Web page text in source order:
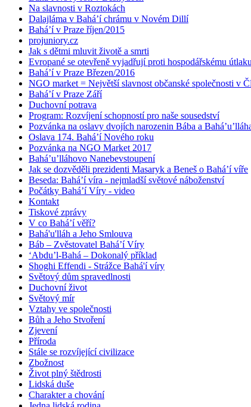
Na slavnosti v Roztokách
Dalajláma v Bahá’í chrámu v Novém Dillí
Bahá’í v Praze říjen/2015
projuniory.cz
Jak s dětmi mluvit životě a smrti
Evropané se otevřeně vyjadřují proti hospodářskému
Bahá’í v Praze Březen/2016
NGO market = Největší slavnost občanské společnosti v
Bahá’í v Praze Září
Duchovní potrava
Program: Rozvíjení schopností pro naše sousedství
Pozvánka na oslavy dvojích narozenin Bába a
Oslava 174. Bahá’í Nového roku
Pozvánka na NGO Market 2017
Bahá’u’lláhovo Nanebevstoupení
Jak se dozvěděli prezidenti Masaryk a Beneš o Bahá’í víře
Beseda: Bahá’í víra - nejmladší světové náboženství
Počátky Bahá’í Víry - video
Kontakt
Tiskové zprávy
V co Bahá’í věří?
Bahá'u'lláh a Jeho Smlouva
Báb – Zvěstovatel Bahá’í Víry
‘Abdu’l-Bahá – Dokonalý příklad
Shoghi Effendi - Strážce Bahá'í víry
Světový dům spravedlnosti
Duchovní život
Světový mír
Vztahy ve společnosti
Bůh a Jeho Stvoření
Zjevení
Příroda
Stále se rozvíjející civilizace
Zbožnost
Život plný štědrosti
Lidská duše
Charakter a chování